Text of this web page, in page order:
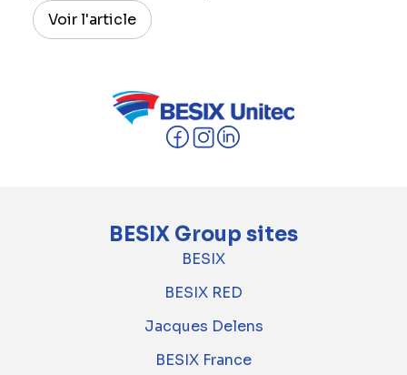
Voir l'article
BESIX Group sites
BESIX
BESIX RED
Jacques Delens
BESIX France